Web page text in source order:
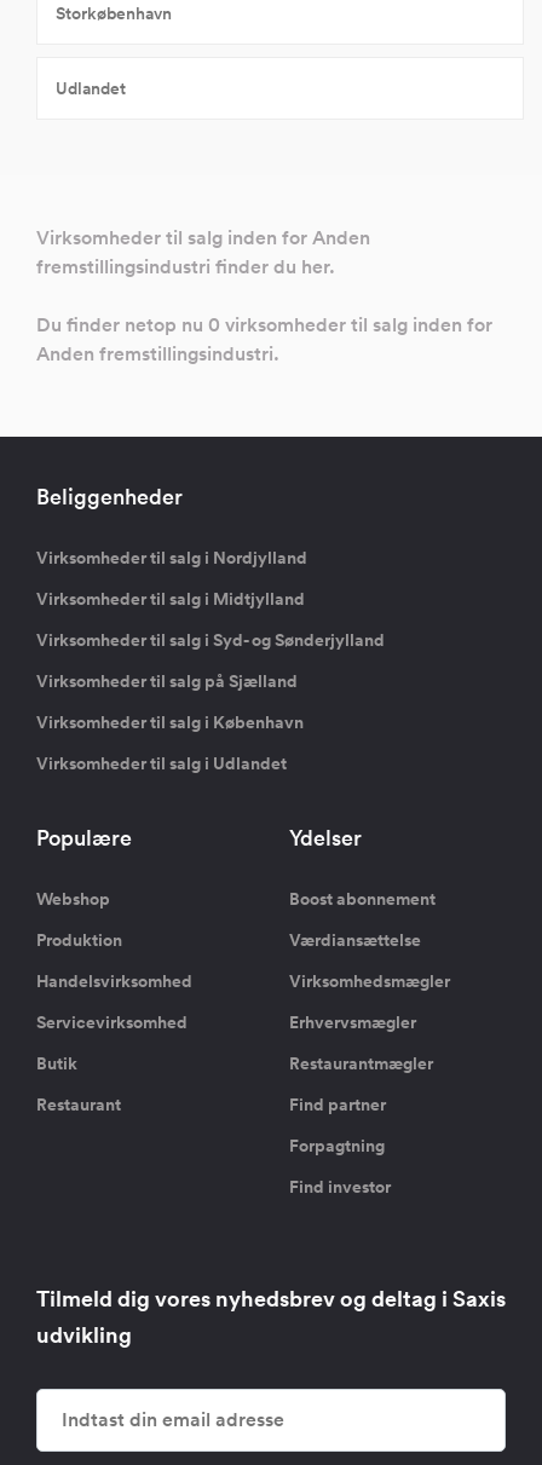
Storkøbenhavn
Udlandet
Virksomheder til salg inden for Anden
fremstillingsindustri finder du her.
Du finder netop nu 0 virksomheder til salg inden for
Anden fremstillingsindustri.
Beliggenheder
Virksomheder til salg i Nordjylland
Virksomheder til salg i Midtjylland
Virksomheder til salg i Syd- og Sønderjylland
Virksomheder til salg på Sjælland
Virksomheder til salg i København
Virksomheder til salg i Udlandet
Populære
Webshop
Produktion
Handelsvirksomhed
Servicevirksomhed
Butik
Restaurant
Ydelser
Boost abonnement
Værdiansættelse
Virksomhedsmægler
Erhvervsmægler
Restaurantmægler
Find partner
Forpagtning
Find investor
Tilmeld dig vores nyhedsbrev og deltag i Saxis
udvikling